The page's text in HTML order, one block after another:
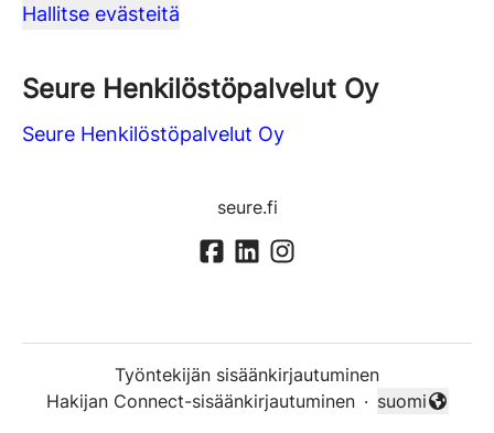
Hallitse evästeitä
Seure Henkilöstöpalvelut Oy
Seure Henkilöstöpalvelut Oy
seure.fi
Työntekijän sisäänkirjautuminen
Hakijan Connect-sisäänkirjautuminen ·
Vaihda kieli
suomi